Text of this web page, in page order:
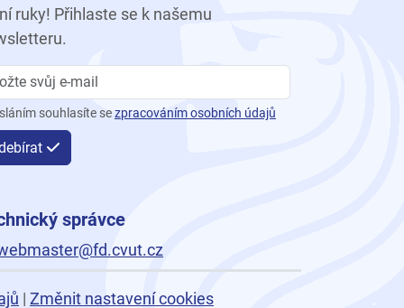
ruky! Přihlaste se k našemu
souhlasíte sezpracováním osobních údajů
správce
| Změnit nastavení cookies